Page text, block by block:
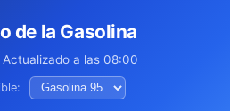
de la Gasolina
a las 08:00